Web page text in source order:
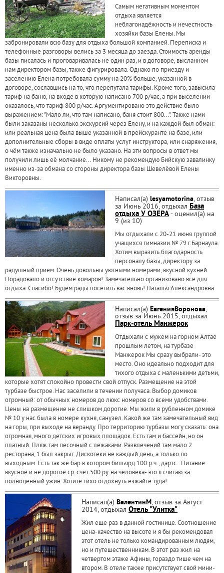
Самым негативным моментом
отдыха является
неблагонадёжность и нечестность
хозяйки базы Елены. Мы
забронировали всю базу для отдыха большой компанией. Переписка и
телефонные разговоры велись за 3 месяца до заезда. Стоимость аренды
базы писалась и проговаривалась не один раз, и в договоре, высланном
нам директором базы, также фигурировала. Однако по приезду и
заселению Елена потребовала сумму на 20% больше, указанной в
договоре, сославшись на то, что перепутала тарифы. Кроме того, завысила
тариф на баню, на входе в которую написано 700 р/час, а при выселении
оказалось, что тариф 800 р/час. Аргументировано это действие было
выражением: "Мало ли, что там написано, баня стоит 800...". Также нами
были заказаны несколько экскурсий через Елену, и на каждой был обман:
или реальная цена была выше указанной в прейскуранте на базе, или
дополнительные сборы в виде оплаты услуг инструктора, или снаряжения,
о чём также изначально не было указано. На эти вопросы в ответ мы
получили лишь её молчание... Никому не рекомендую Бийскую завалинку
именно из-за обмана со стороны директора базы Шевелёвой Елены
Викторовны.
Написал(а) lesyamotorina, отзыв
за Июнь 2016, отдыхал База
отдыха У ОЗЕРА- оценил(а) на
9 (из 10)
Мы отдыхали с 20-21 июня группой
учащихся гимназии № 79 г.Барнаула.
Хотим выразить благодарность
персоналу базы, директору за
радушный прием. Очень довольны уютными номерами, вкусной кухней.
Порадовало и отсутствие комаров! Замечательно организовано все для
отдыха. Спасибо! Будем рады посетить вас вновь! Наталья Александровна
Написал(а) ЕвгенияВоронова,
отзыв за Июнь 2015, отдыхал
Парк-отель Манжерок
Отдыхали с мужем на горном Алтае
прошлым летом, на турбазе
Манжерок Мы сразу выбрали- это
место. Оно идеально подходит для
тихого отдыха с маленькими детьми,
которые хотят спокойно провести свой отпуск. Размещение на этой
турбазе быстрое. Нас заселили в течении получаса. Выбор домиков
огромный: от обычных номеров до люкс номеров со всеми удобствами.
Цены на размещение не слишком дорогие. Мы жили в рубленном домике
№ 10 у нас была в номере кухня, санузел. Какой же там замечательный вид
на горы, при выходе на веранду. Про территорию турбазы могу сказать: она
огромная, много детских игровых площадок. Есть там и бассейн, но он
платный. Пляж там песочный с лежаками. Развлечений там мало 2
ресторана, 1 был закрыт. Дискотеки не каждый день, а только по
выходным. Есть так же бар в котором бильярд 100 р.ч., дартс.. Питание
вкусное и не дорогое ср. счет 500 ру. на человека- это я считаю за
полноценный ужин. Хотите тихо отдохнуть езжайте туда!
Написал(а) ВалентинМ, отзыв за Август
2014, отдыхал Отель "Улитка"
Жил еще раз в данной гостинице. Соотношение
цена-качество на высоте и я бы рекомендовал
этот отель не только командированным людям,
но и путешественникам. В этот раз жил на
четвертом этаже Афины, гораздо тише чем на
втором. В отеле также присутствует свой мини-